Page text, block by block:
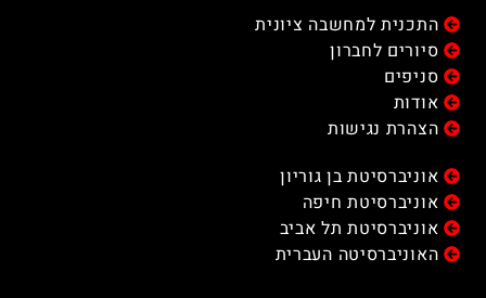
התכנית למחשבה ציונית
סיורים לחברון
סניפים
אודות
הצהרת נגישות
אוניברסיטת בן גוריון
אוניברסיטת חיפה
אוניברסיטת תל אביב
האוניברסיטה העברית